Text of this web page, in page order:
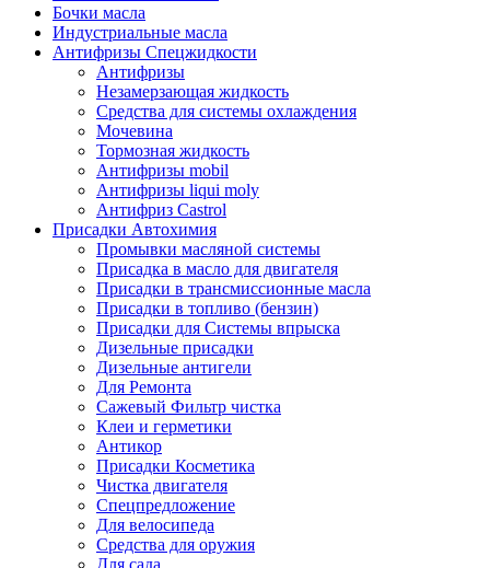
Бочки масла
Индустриальные масла
Антифризы Спецжидкости
Антифризы
Незамерзающая жидкость
Средства для системы охлаждения
Мочевина
Тормозная жидкость
Антифризы mobil
Антифризы liqui moly
Антифриз Castrol
Присадки Автохимия
Промывки масляной системы
Присадка в масло для двигателя
Присадки в трансмиссионные масла
Присадки в топливо (бензин)
Присадки для Системы впрыска
Дизельные присадки
Дизельные антигели
Для Ремонта
Сажевый Фильтр чистка
Клеи и герметики
Антикор
Присадки Косметика
Чистка двигателя
Спецпредложение
Для велосипеда
Средства для оружия
Для сада